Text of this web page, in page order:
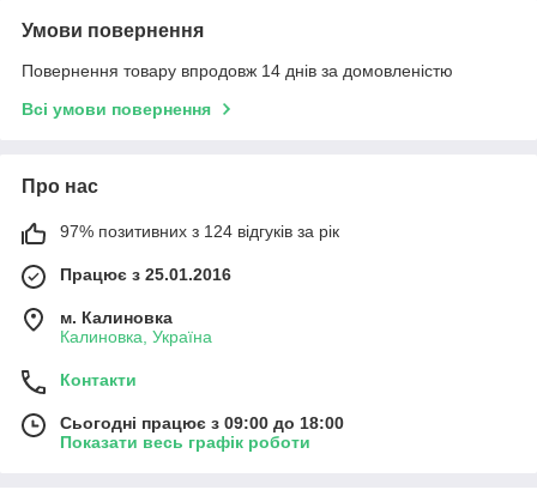
Умови повернення
Повернення товару впродовж 14 днів за домовленістю
Всі умови повернення
Про нас
97% позитивних з 124 відгуків за рік
Працює з 25.01.2016
м. Калиновка
Калиновка, Україна
Контакти
Сьогодні працює з 09:00 до 18:00
Показати весь графік роботи